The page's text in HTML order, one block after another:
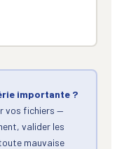
importante ?
vos fichiers —
valider les
mauvaise